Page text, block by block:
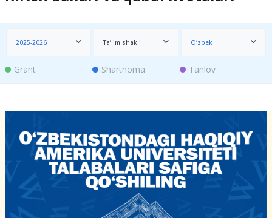
2025-2026 Ta’lim shakli O‘zbek
Grant Shartnoma Tanlov